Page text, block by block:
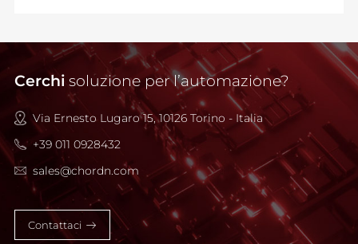
Cerchisoluzione per l’automazione?
Via Ernesto Lugaro 15, 10126 Torino - Italia
+39 011 0928432
sales@chordn.com
Contattaci